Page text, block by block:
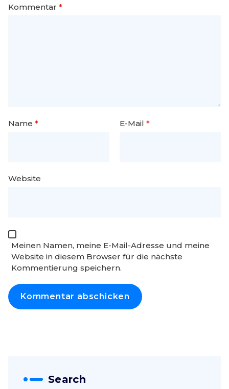
Kommentar *
Name * E-Mail *
Website
Meinen Namen, meine E-Mail-Adresse und meine
Website in diesem Browser für die nächste
Kommentierung speichern.
Search